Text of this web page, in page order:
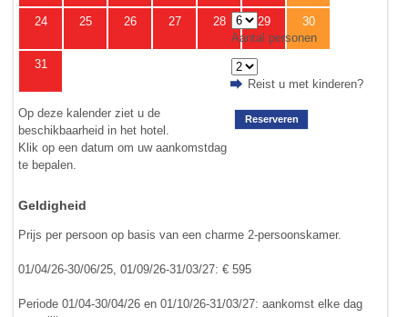
24 25 26 27 28 29 30
31
Op deze kalender ziet u de
beschikbaarheid in het hotel.
Klik op een datum om uw aankomstdag
te bepalen.
Aantal personen
Reist u met kinderen?
Reserveren
Geldigheid
Prijs per persoon op basis van een charme 2-persoonskamer.
01/04/26-30/06/25, 01/09/26-31/03/27: € 595
Periode 01/04-30/04/26 en 01/10/26-31/03/27: aankomst elke dag